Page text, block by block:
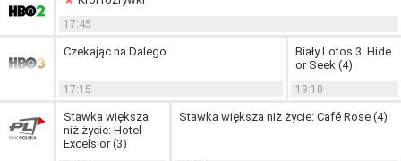
17:45
Czekając na Dalego
17:15
Biały Lotos 3: Hide
or Seek (4)
19:10
Stawka większa
niż życie: Hotel
Excelsior (3)
Stawka większa niż życie: Café Rose (4)